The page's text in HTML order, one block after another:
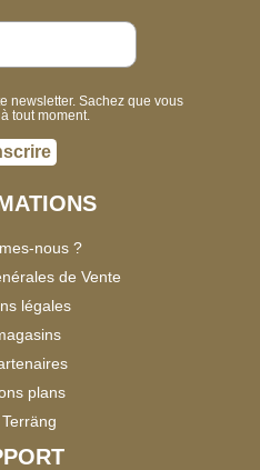
newsletter. Sachez que vous
tout moment.
nous ?
de Vente
légales
plans